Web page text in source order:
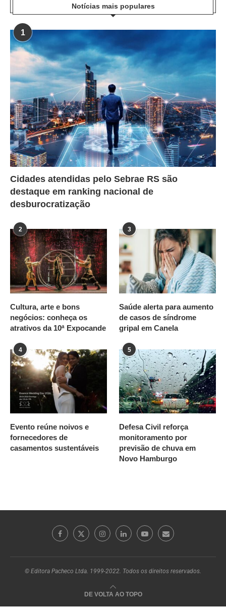
Notícias mais populares
1
Cidades atendidas pelo Sebrae RS são
destaque em ranking nacional de
desburocratização
2
Cultura, arte e bons
negócios: conheça os
atrativos da 10ª Expocande
3
Saúde alerta para aumento
de casos de síndrome
gripal em Canela
4
Evento reúne noivos e
fornecedores de
casamentos sustentáveis
5
Defesa Civil reforça
monitoramento por
previsão de chuva em
Novo Hamburgo
© Editora Pacheco Ltda. 1999-2022. Todos os direitos reservados.
DE VOLTA AO TOPO